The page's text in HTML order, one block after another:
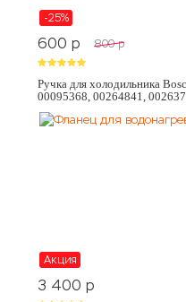
-25%
600 p 800 p
Ручка для холодильника
00095368, 00264841,
Акция
3 400 p